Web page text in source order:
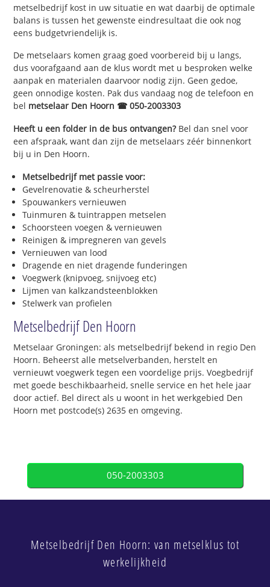
metselbedrijf kost in uw situatie en wat daarbij de optimale
balans is tussen het gewenste eindresultaat die ook nog
eens budgetvriendelijk is.
De metselaars komen graag goed voorbereid bij u langs,
dus voorafgaand aan de klus wordt met u besproken welke
aanpak en materialen daarvoor nodig zijn. Geen gedoe,
geen onnodige kosten. Pak dus vandaag nog de telefoon en
bel metselaar Den Hoorn ☎ 050-2003303
Heeft u een folder in de bus ontvangen?Bel dan snel voor
een afspraak, want dan zijn de metselaars zéér binnenkort
bij u in Den Hoorn.
Metselbedrijf met passie voor:
Gevelrenovatie & scheurherstel
Spouwankers vernieuwen
Tuinmuren & tuintrappen metselen
Schoorsteen voegen & vernieuwen
Reinigen & impregneren van gevels
Vernieuwen van lood
Dragende en niet dragende funderingen
Voegwerk (knipvoeg, snijvoeg etc)
Lijmen van kalkzandsteenblokken
Stelwerk van profielen
Metselbedrijf Den Hoorn
Metselaar Groningen: als metselbedrijf bekend in regio Den
Hoorn. Beheerst alle metselverbanden, herstelt en
vernieuwt voegwerk tegen een voordelige prijs. Voegbedrijf
met goede beschikbaarheid, snelle service en het hele jaar
door actief. Bel direct als u woont in het werkgebied Den
Hoorn met postcode(s) 2635 en omgeving.
050-2003303
Metselbedrijf Den Hoorn: van metselklus tot
werkelijkheid